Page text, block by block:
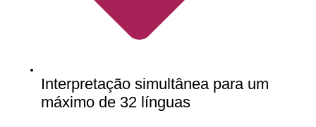
Interpretação simultânea para um
máximo de 32 línguas